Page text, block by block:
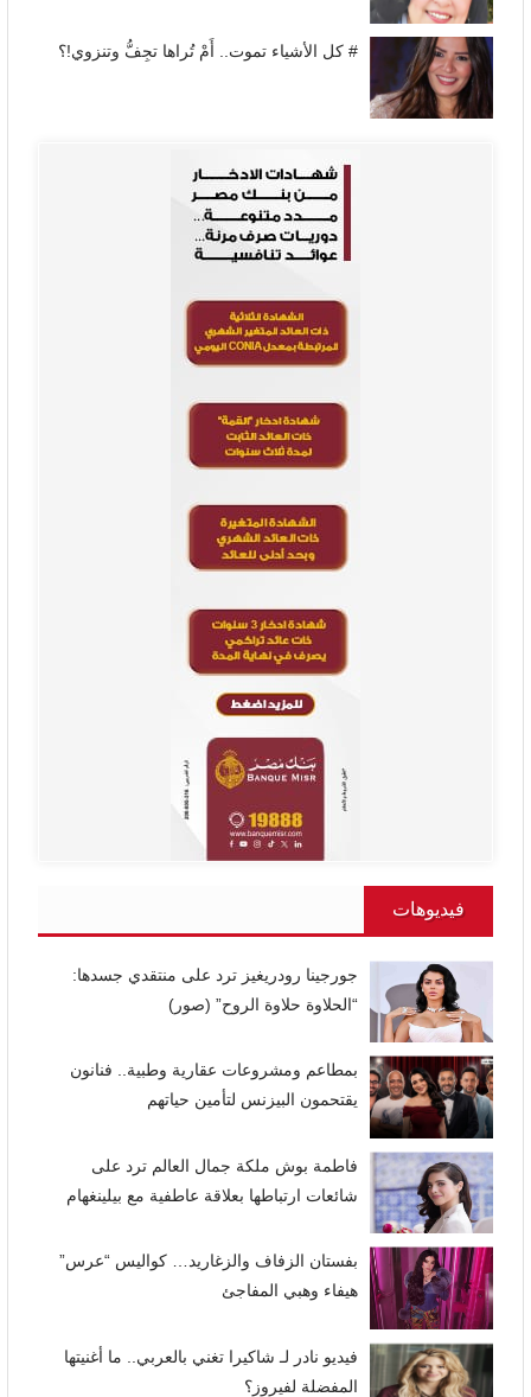
# كل الأشياء تموت.. أَمْ تُراها تجِفُّ وتنزوي!؟
فيديوهات
جورجينا رودريغيز ترد على منتقدي جسدها:
“الحلاوة حلاوة الروح” (صور)
بمطاعم ومشروعات عقارية وطبية.. فنانون
يقتحمون البيزنس لتأمين حياتهم
فاطمة بوش ملكة جمال العالم ترد على
شائعات ارتباطها بعلاقة عاطفية مع بيلينغهام
بفستان الزفاف والزغاريد… كواليس “عرس”
هيفاء وهبي المفاجئ
فيديو نادر لـ شاكيرا تغني بالعربي.. ما أغنيتها
المفضلة لفيروز؟